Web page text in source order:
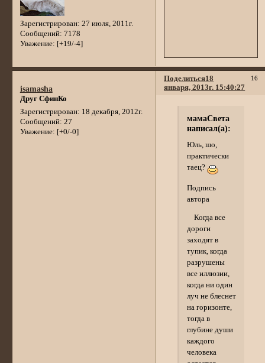
Зарегистрирован: 27 июля, 2011г.
Сообщений: 7178
Уважение: [+19/-4]
Поделиться 16
18
января, 2013г. 15:40:27
isamasha
Друг СфинКо
Зарегистрирован: 18 декабря, 2012г.
Сообщений: 27
Уважение: [+0/-0]
мамаСвета
написал(а):
Юль, шо,
практически
таец?
Подпись
автора
Когда все
дороги
заходят в
тупик, когда
разрушены
все иллюзии,
когда ни один
луч не блеснет
на горизонте,
тогда в
глубине души
каждого
человека